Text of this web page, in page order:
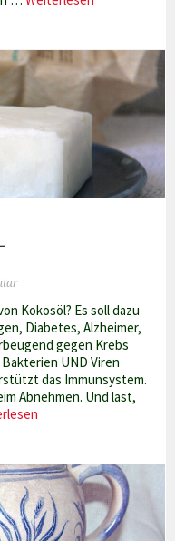
Karotten
Kokosöl? Es soll dazu
Diabetes, Alzheimer,
gegen Krebs
UND Viren
das Immunsystem.
Abnehmen. Und last,